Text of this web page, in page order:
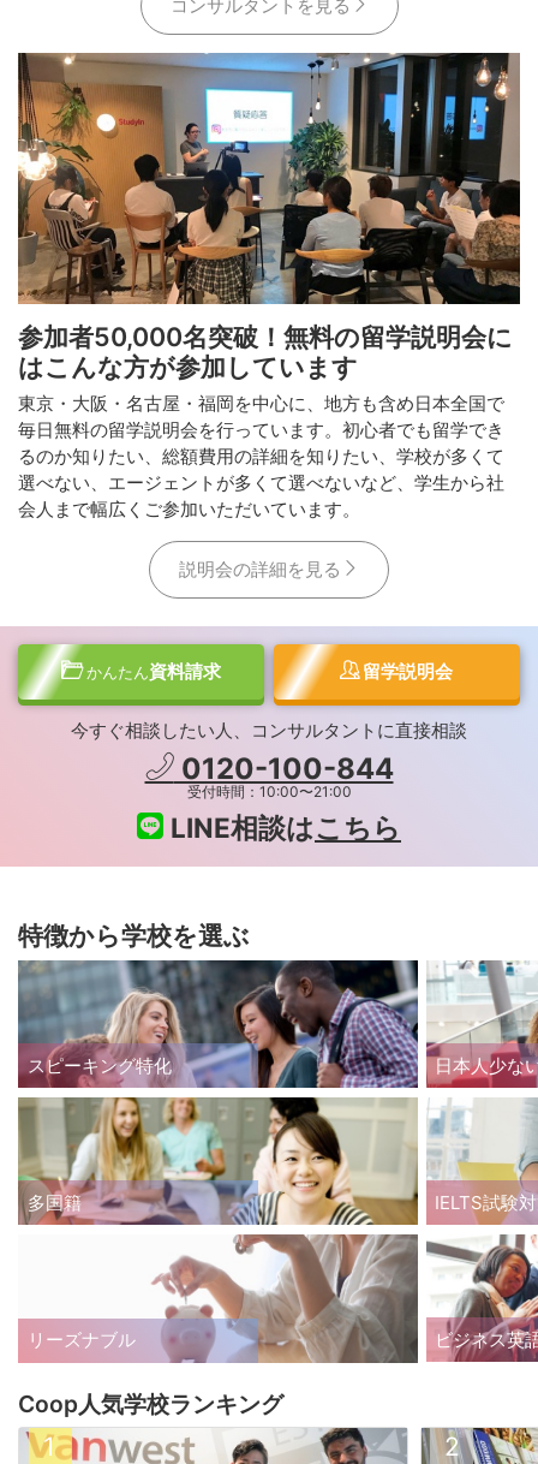
コンサルタントを見る
参加者50,000名突破！無料の留学説明会に
はこんな方が参加しています
東京・大阪・名古屋・福岡を中心に、地方も含め日本全国で
毎日無料の留学説明会を行っています。初心者でも留学でき
るのか知りたい、総額費用の詳細を知りたい、学校が多くて
選べない、エージェントが多くて選べないなど、学生から社
会人まで幅広くご参加いただいています。
説明会の詳細を見る
かんたん資料請求 留学説明会
今すぐ相談したい人、コンサルタントに直接相談
0120-100-844
受付時間：10:00〜21:00
LINE相談はこちら
特徴から学校を選ぶ
スピーキング特化
多国籍
リーズナブル
日本人少な
IELTS試験
ビジネス英
Coop人気学校ランキング